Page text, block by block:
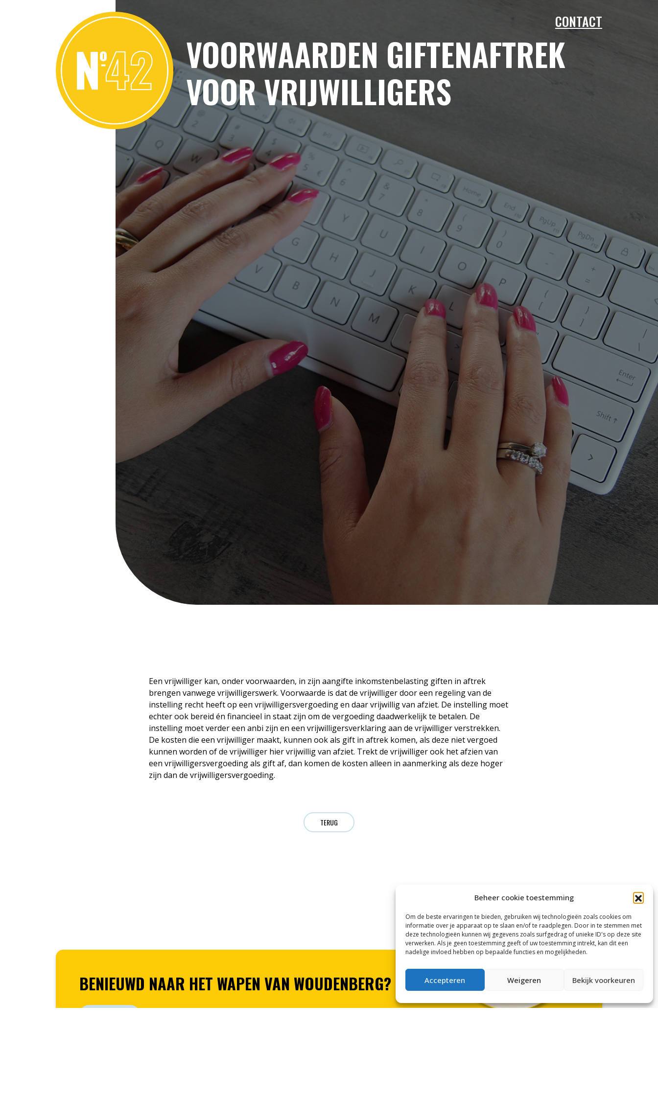
Beheer cookie toestemming
Om de beste ervaringen te bieden, gebruiken wij technologieën zoals cookies om
informatie over je apparaat op te slaan en/of te raadplegen. Door in te stemmen met
deze technologieën kunnen wij gegevens zoals surfgedrag of unieke ID's op deze site
verwerken. Als je geen toestemming geeft of uw toestemming intrekt, kan dit een
nadelige invloed hebben op bepaalde functies en mogelijkheden.
Accepteren Weigeren Bekijk voorkeuren
CONTACT
VOORWAARDEN GIFTENAFTREK
VOOR VRIJWILLIGERS
Een vrijwilliger kan, onder voorwaarden, in zijn aangifte inkomstenbelasting giften in aftrek
brengen vanwege vrijwilligerswerk. Voorwaarde is dat de vrijwilliger door een regeling van de
instelling recht heeft op een vrijwilligersvergoeding en daar vrijwillig van afziet. De instelling moet
echter ook bereid én financieel in staat zijn om de vergoeding daadwerkelijk te betalen. De
instelling moet verder een anbi zijn en een vrijwilligersverklaring aan de vrijwilliger verstrekken.
De kosten die een vrijwilliger maakt, kunnen ook als gift in aftrek komen, als deze niet vergoed
kunnen worden of de vrijwilliger hier vrijwillig van afziet. Trekt de vrijwilliger ook het afzien van
een vrijwilligersvergoeding als gift af, dan komen de kosten alleen in aanmerking als deze hoger
zijn dan de vrijwilligersvergoeding.
TERUG
BENIEUWD NAAR HET WAPEN VAN WOUDENBERG?